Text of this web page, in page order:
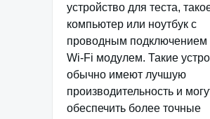
устройство для теста,
компьютер или ноутбук с
проводным подключением
Wi-Fi модулем. Такие
обычно имеют лучшую
производительность и
обеспечить более точные